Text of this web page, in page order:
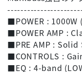
■POWER :
■POWER AMP :
■PRE AMP : Solid
■CONTROLS :
■EQ : 4-band